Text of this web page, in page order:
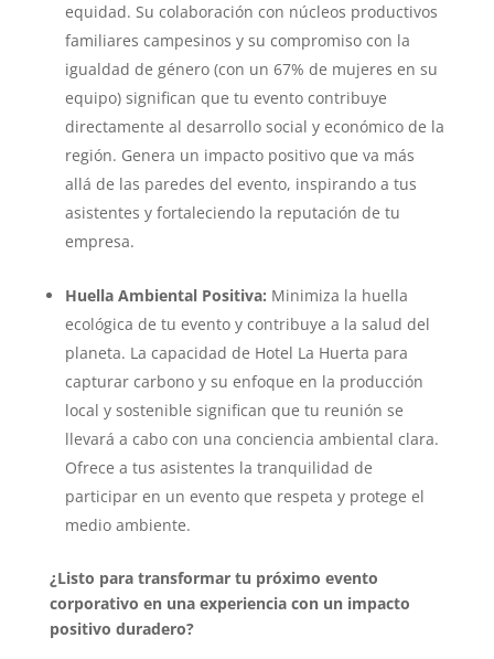
equidad. Su colaboración con núcleos productivos
familiares campesinos y su compromiso con la
igualdad de género (con un 67% de mujeres en su
equipo) significan que tu evento contribuye
directamente al desarrollo social y económico de la
región. Genera un impacto positivo que va más
allá de las paredes del evento, inspirando a tus
asistentes y fortaleciendo la reputación de tu
empresa.
Huella Ambiental Positiva: Minimiza la huella
ecológica de tu evento y contribuye a la salud del
planeta. La capacidad de Hotel La Huerta para
capturar carbono y su enfoque en la producción
local y sostenible significan que tu reunión se
llevará a cabo con una conciencia ambiental clara.
Ofrece a tus asistentes la tranquilidad de
participar en un evento que respeta y protege el
medio ambiente.
¿Listo para transformar tu próximo evento
corporativo en una experiencia con un impacto
positivo duradero?